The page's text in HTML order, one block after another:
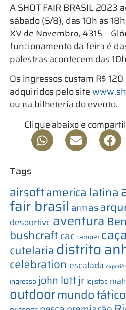
A SHOT FAIR BRASIL 2023
sábado (5/8), das 10h às
XV de Novembro, 4315 –
funcionamento da feira é
palestras acontecem das
Os ingressos custam R$
adquiridos pelo site
ou na bilheteria do evento.
Clique abaixo e
Tags
airsoftamerica latina
fair brasil armas
desportivo aventura
bushcraftcac camper caça
cutelariadistrito
celebration escalada
ingresso john lott jr lojistas
outdoormundo tático